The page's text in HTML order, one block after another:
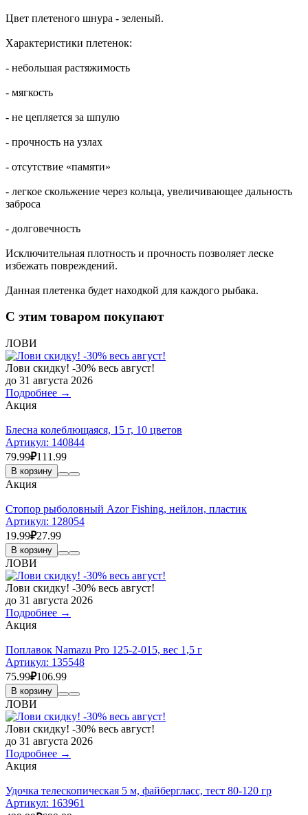
Цвет плетеного шнура - зеленый.
Характеристики плетенок:
- небольшая растяжимость
- мягкость
- не цепляется за шпулю
- прочность на узлах
- отсутствие «памяти»
- легкое скольжение через кольца, увеличивающее дальность
заброса
- долговечность
Исключительная плотность и прочность позволяет леске
избежать повреждений.
Данная плетенка будет находкой для каждого рыбака.
С этим товаром покупают
ЛОВИ
Лови скидку! -30% весь август!
до 31 августа 2026
Подробнее →
Акция
Блесна колеблющаяся, 15 г, 10 цветов
Артикул: 140844
79.99₽111.99
В корзину
Акция
Стопор рыболовный Azor Fishing, нейлон, пластик
Артикул: 128054
19.99₽27.99
В корзину
ЛОВИ
Лови скидку! -30% весь август!
до 31 августа 2026
Подробнее →
Акция
Поплавок Namazu Pro 125-2-015, вес 1,5 г
Артикул: 135548
75.99₽106.99
В корзину
ЛОВИ
Лови скидку! -30% весь август!
до 31 августа 2026
Подробнее →
Акция
Удочка телескопическая 5 м, файбергласс, тест 80-120 гр
Артикул: 163961